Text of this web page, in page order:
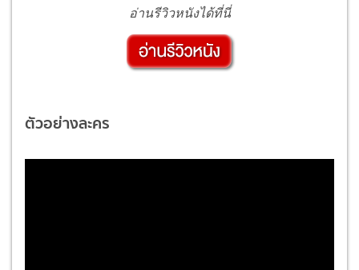
อ่านรีวิวหนังได้ที่นี่
ตัวอย่างละคร